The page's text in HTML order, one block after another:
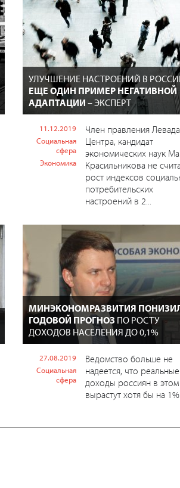
УЛУЧШЕНИЕ НАСТРОЕНИЙ В
ЕЩЕ ОДИН ПРИМЕР НЕГАТИВНОЙ
АДАПТАЦИИ – ЭКСПЕРТ
11.12.2019
Социальная
сфера
Экономика
Член правления
Центра, кандидат
экономических наук
Красильникова не
рост индексов
потребительских
настроений в 2...
МИНЭКОНОМРАЗВИТИЯ
ГОДОВОЙ ПРОГНОЗ ПО РОСТУ
ДОХОДОВ НАСЕЛЕНИЯ ДО 0,1%
27.08.2019
Социальная
сфера
Ведомство больше не
надеется, что реальные
доходы россиян в
вырастут хотя бы на 1%.